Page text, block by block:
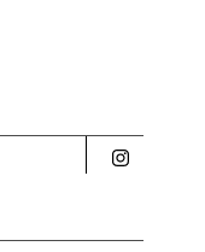
Politica El